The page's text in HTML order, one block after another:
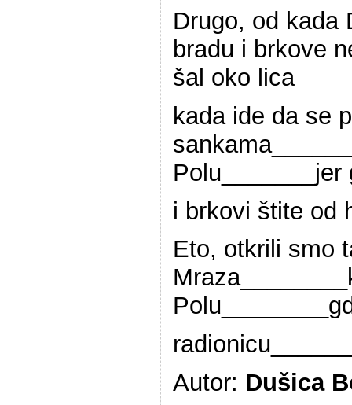
Drugo, od kada
bradu i brkove
šal oko lica
kada ide da se
i brkovi štite od
Eto, otkrili smo
Autor: Dušica